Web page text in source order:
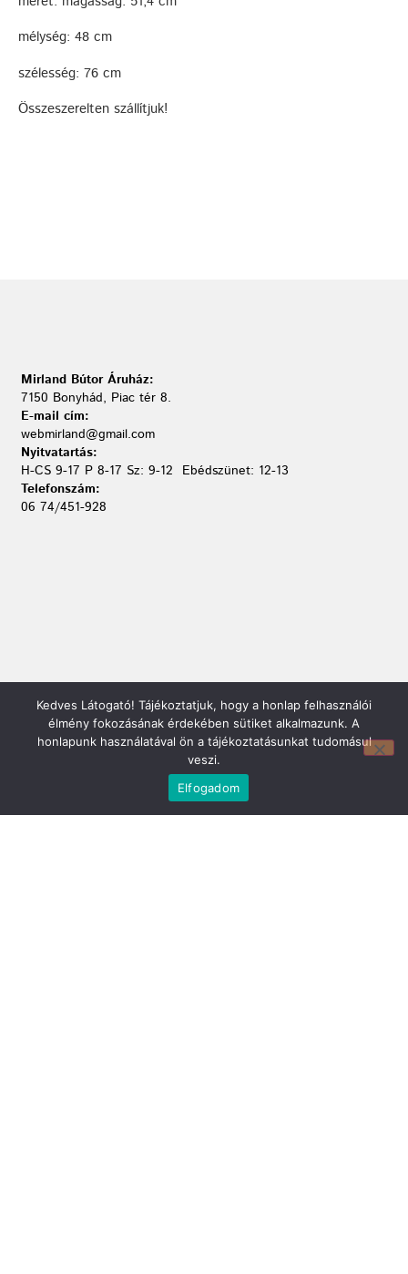
mélység: 48 cm
szélesség: 76 cm
Összeszerelten szállítjuk!
Mirland Lakberendezési Áruház:
7100 Szekszárd, Fáy András u. 29
H-P 9-17:30 Sz: 9-12
Mirland Bútor Áruház:
7150 Bonyhád, Piac tér 8.
E-mail cím:
webmirland@gmail.com
Nyitvatartás:
H-CS 9-17 P 8-17 Sz: 9-12 Ebédszünet: 12-13
Telefonszám:
06 74/451-928
Kedves Látogató! Tájékoztatjuk, hogy a honlap felhasználói
élmény fokozásának érdekében sütiket alkalmazunk. A
honlapunk használatával ön a tájékoztatásunkat tudomásul
veszi.
Elfogadom